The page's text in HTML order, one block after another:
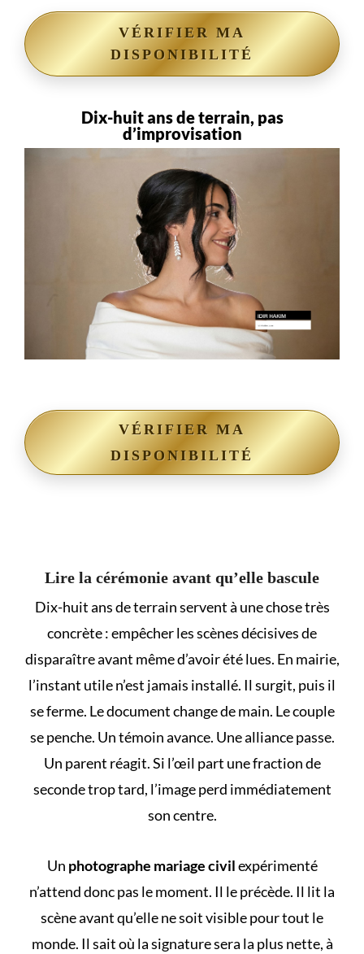
VÉRIFIER MA
DISPONIBILITÉ
Dix-huit ans de terrain, pas
d’improvisation
VÉRIFIER MA
DISPONIBILITÉ
Lire la cérémonie avant qu’elle bascule
Dix-huit ans de terrain servent à une chose très
concrète : empêcher les scènes décisives de
disparaître avant même d’avoir été lues. En mairie,
l’instant utile n’est jamais installé. Il surgit, puis il
se ferme. Le document change de main. Le couple
se penche. Un témoin avance. Une alliance passe.
Un parent réagit. Si l’œil part une fraction de
seconde trop tard, l’image perd immédiatement
son centre.
Un photographe mariage civilexpérimenté
n’attend donc pas le moment. Il le précède. Il lit la
scène avant qu’elle ne soit visible pour tout le
monde. Il sait où la signature sera la plus nette, à